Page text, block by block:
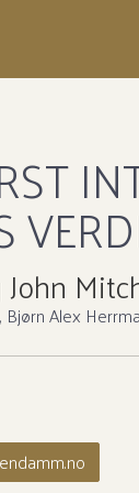
John
Bjørn Alex